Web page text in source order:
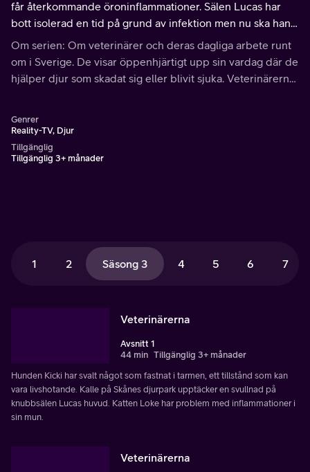
får återkommande öroninflammationer. Sälen Lucas har
bott isolerad en tid på grund av infektion men nu ska han
få en sista behandling innan han får återförenas med de
andra sälarna.
Om serien: Om veterinärer och deras dagliga arbete runt
om i Sverige. De visar öppenhjärtigt upp sin vardag där de
hjälper djur som skadat sig eller blivit sjuka. Veterinärerna
Genrer
Reality-TV, Djur
Tillgänglig
Tillgänglig 3+ månader
1 2 Säsong 3 4 5 6 7
Veterinärerna
Avsnitt 1
44 min Tillgänglig 3+ månader
Hunden Kicki har svalt något som fastnat i tarmen, ett tillstånd som kan
vara livshotande. Kalle på Skånes djurpark upptäcker en svullnad på
knubbsälen Lucas huvud. Katten Loke har problem med inflammationer i
sin mun.
Veterinärerna